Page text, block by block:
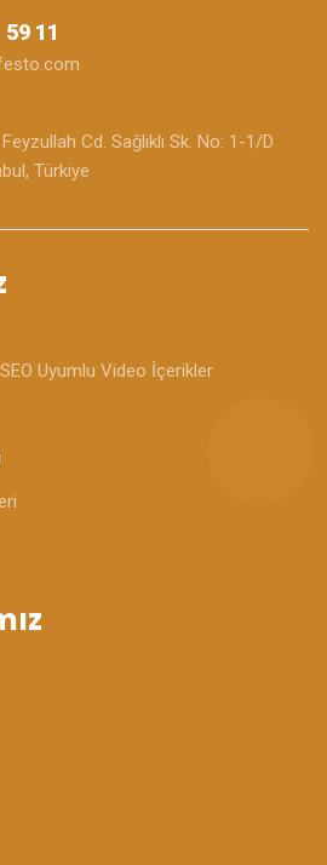
11
Cd. Sağlıklı Sk. No: 1-1/D
Türkiye
Uyumlu Video İçerikler